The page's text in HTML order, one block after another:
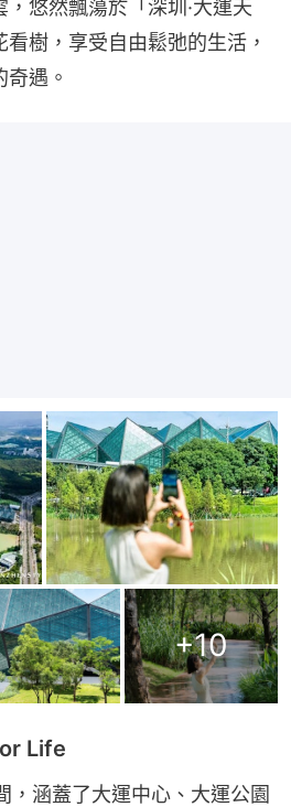
悠然飄蕩於「深圳·大運天
樹，享受自由鬆弛的生活，
遇。
+10
Life
，涵蓋了大運中心、大運公園